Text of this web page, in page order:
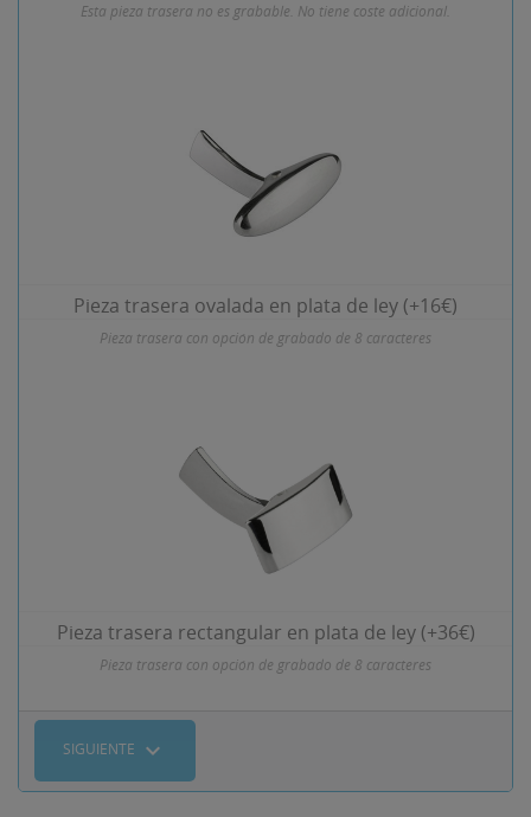
Esta pieza trasera no es grabable. No tiene coste adicional.
Pieza trasera ovalada en plata de ley (+16€)
Pieza trasera con opción de grabado de 8 caracteres
Pieza trasera rectangular en plata de ley (+36€)
Pieza trasera con opción de grabado de 8 caracteres
SIGUIENTE expand_more